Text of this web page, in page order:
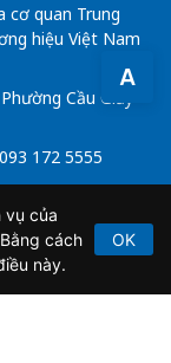
A
cơ quan Trung
hiệu Việt Nam
Cầu Giấy -
172 5555
BTTTT do Bộ
vụ của
cách
này.
OK